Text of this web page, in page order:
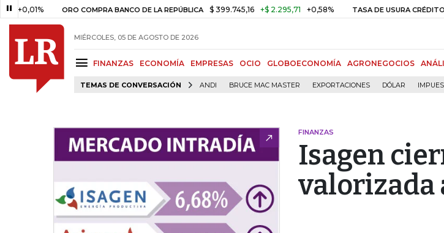
ORO COMPRA BANCO DE LA REPÚBLICA $ 399.745,16 +$ 2.295,71 +0,58% TASA DE USURA CRÉDITO
MIÉRCOLES, 05 DE AGOSTO DE 2026
FINANZAS ECONOMÍA EMPRESAS OCIO GLOBOECONOMÍA AGRONEGOCIOS
TEMAS DE CONVERSACIÓN ANDI BRUCE MAC MASTER EXPORTACIONES DÓLAR
FINANZAS
Isagen
valorizada